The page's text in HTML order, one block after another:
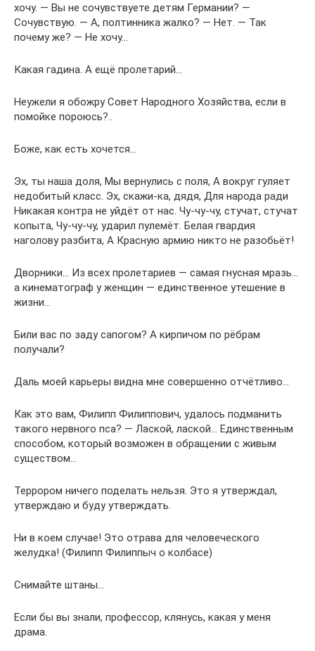
хочу. — Вы не сочувствуете детям Германии? —
Сочувствую. — А, полтинника жалко? — Нет. — Так
почему же? — Не хочу…
Какая гадина. А ещё пролетарий…
Неужели я обожру Совет Народного Хозяйства, если в
помойке пороюсь?..
Боже, как есть хочется…
Эх, ты наша доля, Мы вернулись с поля, А вокруг гуляет
недобитый класс. Эх, скажи-ка, дядя, Для народа ради
Никакая контра не уйдёт от нас. Чу-чу-чу, стучат, стучат
копыта, Чу-чу-чу, ударил пулемёт. Белая гвардия
наголову разбита, А Красную армию никто не разобьёт!
Дворники… Из всех пролетариев — самая гнусная мразь…
а кинематограф у женщин — единственное утешение в
жизни…
Били вас по заду сапогом? А кирпичом по рёбрам
получали?
Даль моей карьеры видна мне совершенно отчётливо…
Как это вам, Филипп Филиппович, удалось подманить
такого нервного пса? — Лаской, лаской… Единственным
способом, который возможен в обращении с живым
существом…
Террором ничего поделать нельзя. Это я утверждал,
утверждаю и буду утверждать.
Ни в коем случае! Это отрава для человеческого
желудка! (Филипп Филиппыч о колбасе)
Снимайте штаны…
Если бы вы знали, профессор, клянусь, какая у меня
драма.